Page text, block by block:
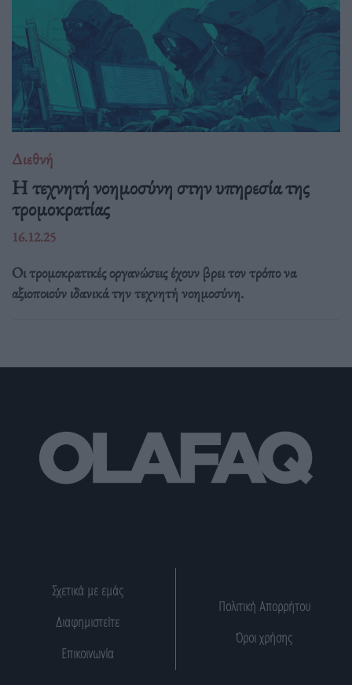
Διεθνή
Η τεχνητή νοημοσύνη στην υπηρεσία της
τρομοκρατίας
16.12.25
Οι τρομοκρατικές οργανώσεις έχουν βρει τον τρόπο να
αξιοποιούν ιδανικά την τεχνητή νοημοσύνη.
Σχετικά με εμάς
Διαφημιστείτε
Επικοινωνία
Πολιτική Απορρήτου
Όροι χρήσης